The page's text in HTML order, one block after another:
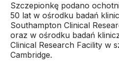
Szczepionkę podano
50 lat w ośrodku badań
Southampton Clinical
oraz w ośrodku badań
Clinical Research Facility w
Cambridge.